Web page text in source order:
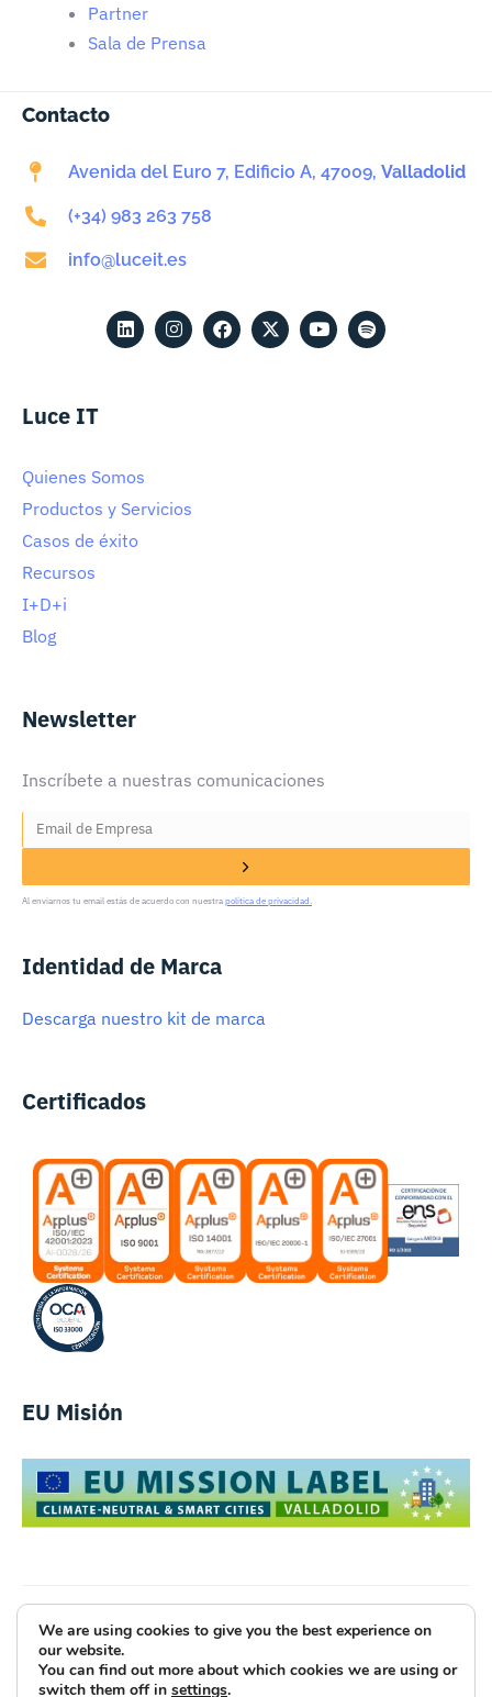
Partner
Sala de Prensa
Contacto
Avenida del Euro 7, Edificio A, 47009, Valladolid
(+34) 983 263 758
info@luceit.es
Luce IT
Quienes Somos
Productos y Servicios
Casos de éxito
Recursos
I+D+i
Blog
Newsletter
Inscríbete a nuestras comunicaciones
Al enviarnos tu email estás de acuerdo con nuestra política de privacidad.
Identidad de Marca
Descarga nuestro kit de marca
Certificados
EU Misión
Luce Innovative Technologies
Aviso Legal
Política de Privacidad Cookies
We are using cookies to give you the best experience on
our website.
You can find out more about which cookies we are using or
switch them off in settings.